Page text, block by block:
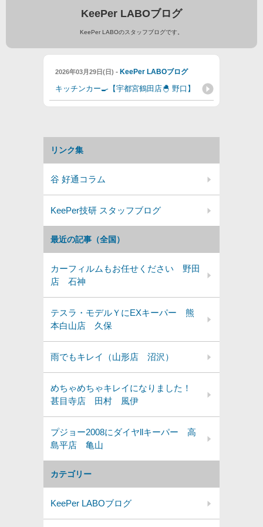
KeePer LABOブログ
KeePer LABOのスタッフブログです。
2026年03月29日(日) - KeePer LABOブログ
キッチンカー🍳【宇都宮鶴田店🐣 野口】
カテゴリー
KeePer LABOブログ
最近の記事（全国）
カーフィルムもお任せください 野田
店 石神
テスラ・モデルＹにEXキーパー 熊
本白山店 久保
雨でもキレイ（山形店 沼沢）
めちゃめちゃキレイになりました！
甚目寺店 田村 風伊
プジョー2008にダイヤllキーパー 高
島平店 亀山
リンク集
谷 好通コラム
KeePer技研 スタッフブログ